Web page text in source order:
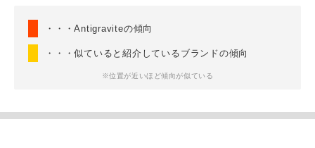
・・・Antigraviteの傾向
・・・似ていると紹介しているブランドの傾向
※位置が近いほど傾向が似ている